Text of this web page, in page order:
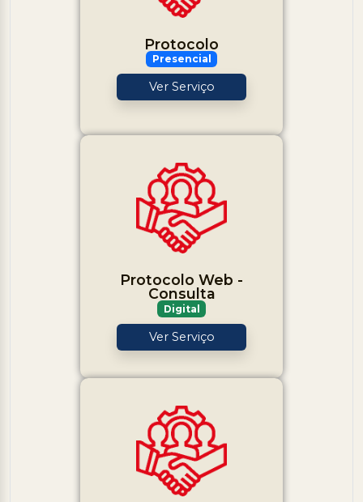
Protocolo
Presencial
Ver Serviço
Protocolo Web -
Consulta
Digital
Ver Serviço